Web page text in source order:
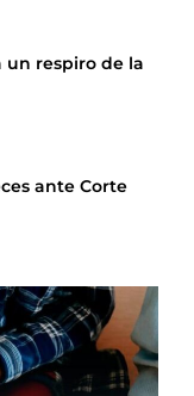
un respiro de la
ante Corte